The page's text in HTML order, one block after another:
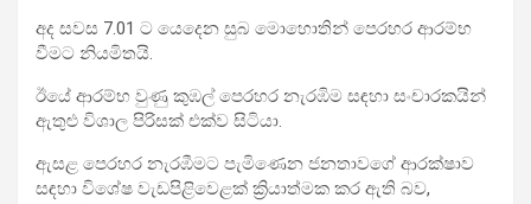
අද සවස 7.01 ට යෙදෙන සුබ මොහොතින් පෙරහර ආරම්භ
වීමට නියමිතයි.
ඊයේ ආරම්භ වුණු කුඹල් පෙරහර නැරඹිම සඳහා සංචාරකයින්
ඇතුළු විශාල පිරිසක් එක්ව සිටියා.
ඇසළ පෙරහර නැරඹීමට පැමිණෙන ජනතාවගේ ආරක්ෂාව
සඳහා විශේෂ වැඩපිළිවෙළක් ක්‍රියාත්මක කර ඇති බව,